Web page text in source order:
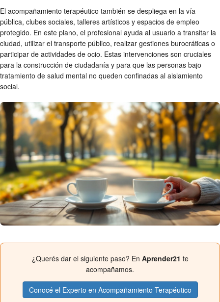
El acompañamiento terapéutico también se despliega en la vía
pública, clubes sociales, talleres artísticos y espacios de empleo
protegido. En este plano, el profesional ayuda al usuario a transitar la
ciudad, utilizar el transporte público, realizar gestiones burocráticas o
participar de actividades de ocio. Estas intervenciones son cruciales
para la construcción de ciudadanía y para que las personas bajo
tratamiento de salud mental no queden confinadas al aislamiento
social.
¿Querés dar el siguiente paso? En Aprender21 te
acompañamos.
Conocé el Experto en Acompañamiento Terapéutico